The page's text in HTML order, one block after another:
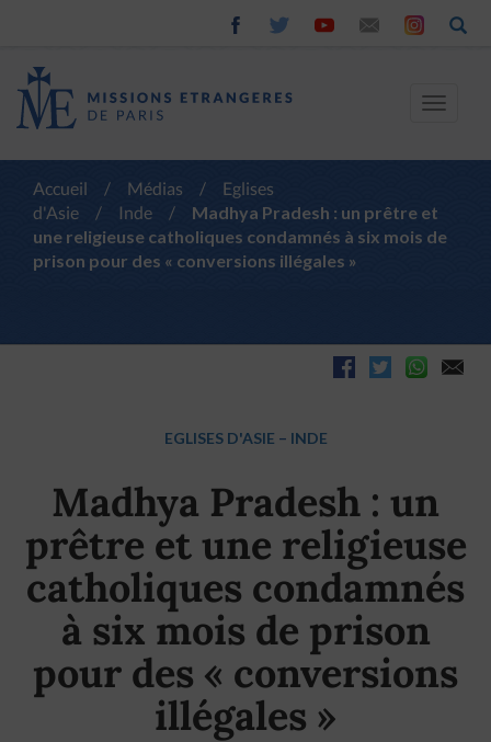
Toggle
Accueil / Médias /
Eglises
d'Asie
/ Inde /
Madhya Pradesh : un prêtre et
une religieuse catholiques condamnés à six mois de
prison pour des « conversions illégales »
EGLISES D'ASIE – INDE
Madhya Pradesh : un
prêtre et une religieuse
catholiques condamnés
à six mois de prison
pour des « conversions
illégales »